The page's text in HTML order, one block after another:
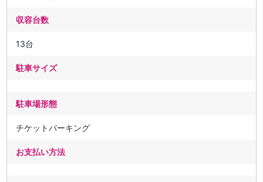
収容台数
13台
駐車サイズ
駐車場形態
チケットパーキング
お支払い方法